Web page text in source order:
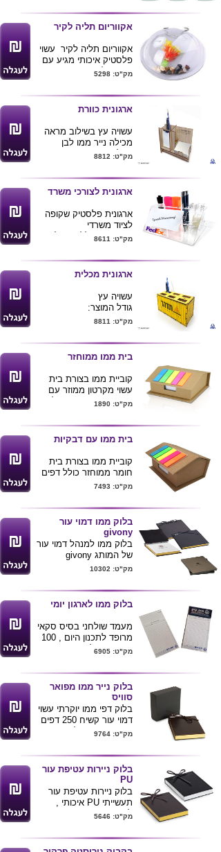
מינימום הזמנה 1000
יחידות
ניתן להזמין כמות קטנה
יותר בתוספת תשלום
ההדפסה .
אקווריום תליה לקיר
אקווריום תליה לקיר עשוי
פלסטיק איכותי מגיע עם
צמח מלאכותי .
בלוגו הלקוח . מגיע
באריזת קרטון לבנה .
מגיע בשני גדלים : קוטר
26 ס"מ וקוטר 30 ס"מ
המחיר מתייחס למידה
הקטנה .
מק"ט: 5298
ארגונית כוורת
עשויה עץ בשילוב מראה
מכילה נייר ממו לבן
גודל: 10X11X19
מק"ט: 8812
ארגונית לצורכי משרד
ארגונית פלסטיק שקופה
לציוד משרדי
הארגונית כוללת : סלוטייפ
ניתן למתג את הממו
בתוספת תשלום
הממו בגודל 10X6.5
המעמד בגודל 10X15X9
המעמד ממותג בלוגו
חברה
מק"ט: 8611
ארגונית מכלית
עשויה עץ
גודל המוצר:
20X8.3X8.5
מק"ט: 8811
בית ממו ממוחזר
קוביית ממו בצורת בית
עשוי מקרטון ממוזר עם
מידות : 6X11X9 ס"מ
ניתן להדפיס לוגו ע"ג
המוצר
*ידידותי לסביבה
מק"ט: 1890
בית ממו עם דבקיות
קוביית ממו בצורת בית
חומר ממוחזר כולל דפים
ודבקיות
6.5
ניתן למתג לוגו של הלקוח
מק"ט: 7493
בלוק ממו דמוי עור
givony
בלוק ממו למנהל דמוי עור
של המותג givony
מידה 16x13 ס"מ
ניתן למתג את המוצר
מגיע באריזה יוקרטית
מק"ט: 10302
בלוק ממו לארגון יומי
מעמד שולחני בסיס סקאי
מרופד לתכנון היום , 100
תאריך פתוח .
יחידות
המחיר כולל הדפסת לוגו
בצבע 1 ע"ג הקלאפה .
מק"ט: 6905
בלוק נייר ממו מפואר
סוויס
בלוק דפי ממו יוקרתי עשוי
דמוי עור קשיח 250 דפים
עם גימור מטאלי .
מגיע באריזת קרטון קשיח
שחור .
ניתן להדפיס לוגו ע"ג
המוצר
מק"ט: 9764
בלוק ניירות עטיפת עור
PU
בלוק ניירות עטיפת עור
תעשייתי PU איכותי ,
לבחירה בצבעים שחור /
מכיל 250 דפים
מק"ט: 5646